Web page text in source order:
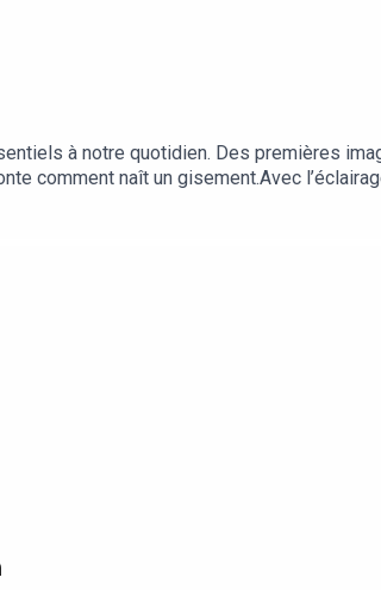
à notre quotidien. Des premières
comment naît un gisement.Avec
le secteur : données massives, jumeau
minière d’aujourd’hui, entre